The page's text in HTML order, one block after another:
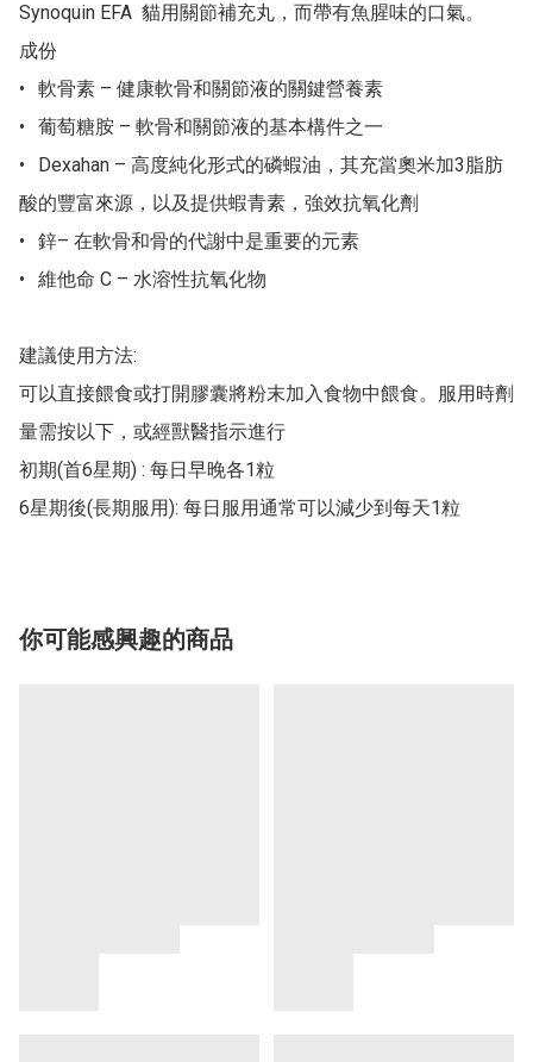
Synoquin EFA  貓用關節補充丸，而帶有魚腥味的口氣。
成份
•	軟骨素 – 健康軟骨和關節液的關鍵營養素
•	葡萄糖胺 – 軟骨和關節液的基本構件之一
•	Dexahan – 高度純化形式的磷蝦油，其充當奧米加3脂肪
酸的豐富來源，以及提供蝦青素，強效抗氧化劑
•	鋅– 在軟骨和骨的代謝中是重要的元素
•	維他命 C – 水溶性抗氧化物
建議使用方法:
可以直接餵食或打開膠囊將粉末加入食物中餵食。服用時劑
量需按以下，或經獸醫指示進行
初期(首6星期) : 每日早晚各1粒
6星期後(長期服用): 每日服用通常可以減少到每天1粒
你可能感興趣的商品